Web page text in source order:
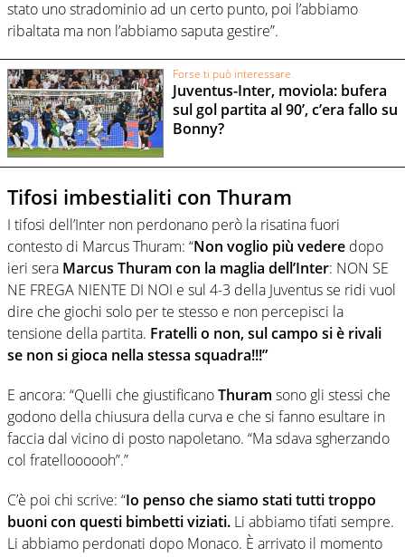
stato uno stradominio ad un certo punto, poi l’abbiamo
ribaltata ma non l’abbiamo saputa gestire”.
Forse ti può interessare
Juventus-Inter, moviola: bufera
sul gol partita al 90’, c’era fallo su
Bonny?
Tifosi imbestialiti con Thuram
I tifosi dell’Inter non perdonano però la risatina fuori
contesto di Marcus Thuram: “Non voglio più vedere dopo
ieri sera Marcus Thuram con la maglia dell’Inter: NON SE
NE FREGA NIENTE DI NOI e sul 4-3 della Juventus se ridi vuol
dire che giochi solo per te stesso e non percepisci la
tensione della partita. Fratelli o non, sul campo si è rivali
se non si gioca nella stessa squadra!!!”
E ancora: “Quelli che giustificanoThuram sono gli stessi che
godono della chiusura della curva e che si fanno esultare in
faccia dal vicino di posto napoletano. “Ma sdava sgherzando
col fratelloooooh”.”
C’è poi chi scrive: “Io penso che siamo stati tutti troppo
buoni con questi bimbetti viziati. Li abbiamo tifati sempre.
Li abbiamo perdonati dopo Monaco. È arrivato il momento